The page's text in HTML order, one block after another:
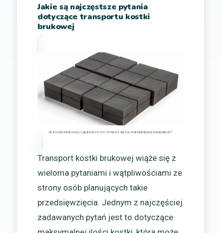
Jakie są najczęstsze pytania
dotyczące transportu kostki
brukowej
Ile kostki brukowej o grubości 6 cm zmieści się na standardowej europalecie?
Transport kostki brukowej wiąże się z
wieloma pytaniami i wątpliwościami ze
strony osób planujących takie
przedsięwzięcia. Jednym z najczęściej
zadawanych pytań jest to dotyczące